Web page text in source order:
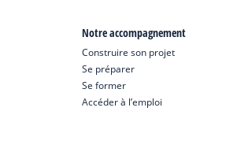
Notre accompagnement
Construire son projet
Se préparer
Se former
Accéder à l’emploi